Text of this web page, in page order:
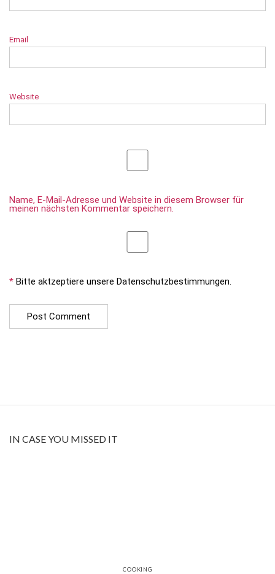
Email
Website
Name, E-Mail-Adresse und Website in diesem Browser für
meinen nächsten Kommentar speichern.
* Bitte aktzeptiere unsere Datenschutzbestimmungen.
IN CASE YOU MISSED IT
COOKING